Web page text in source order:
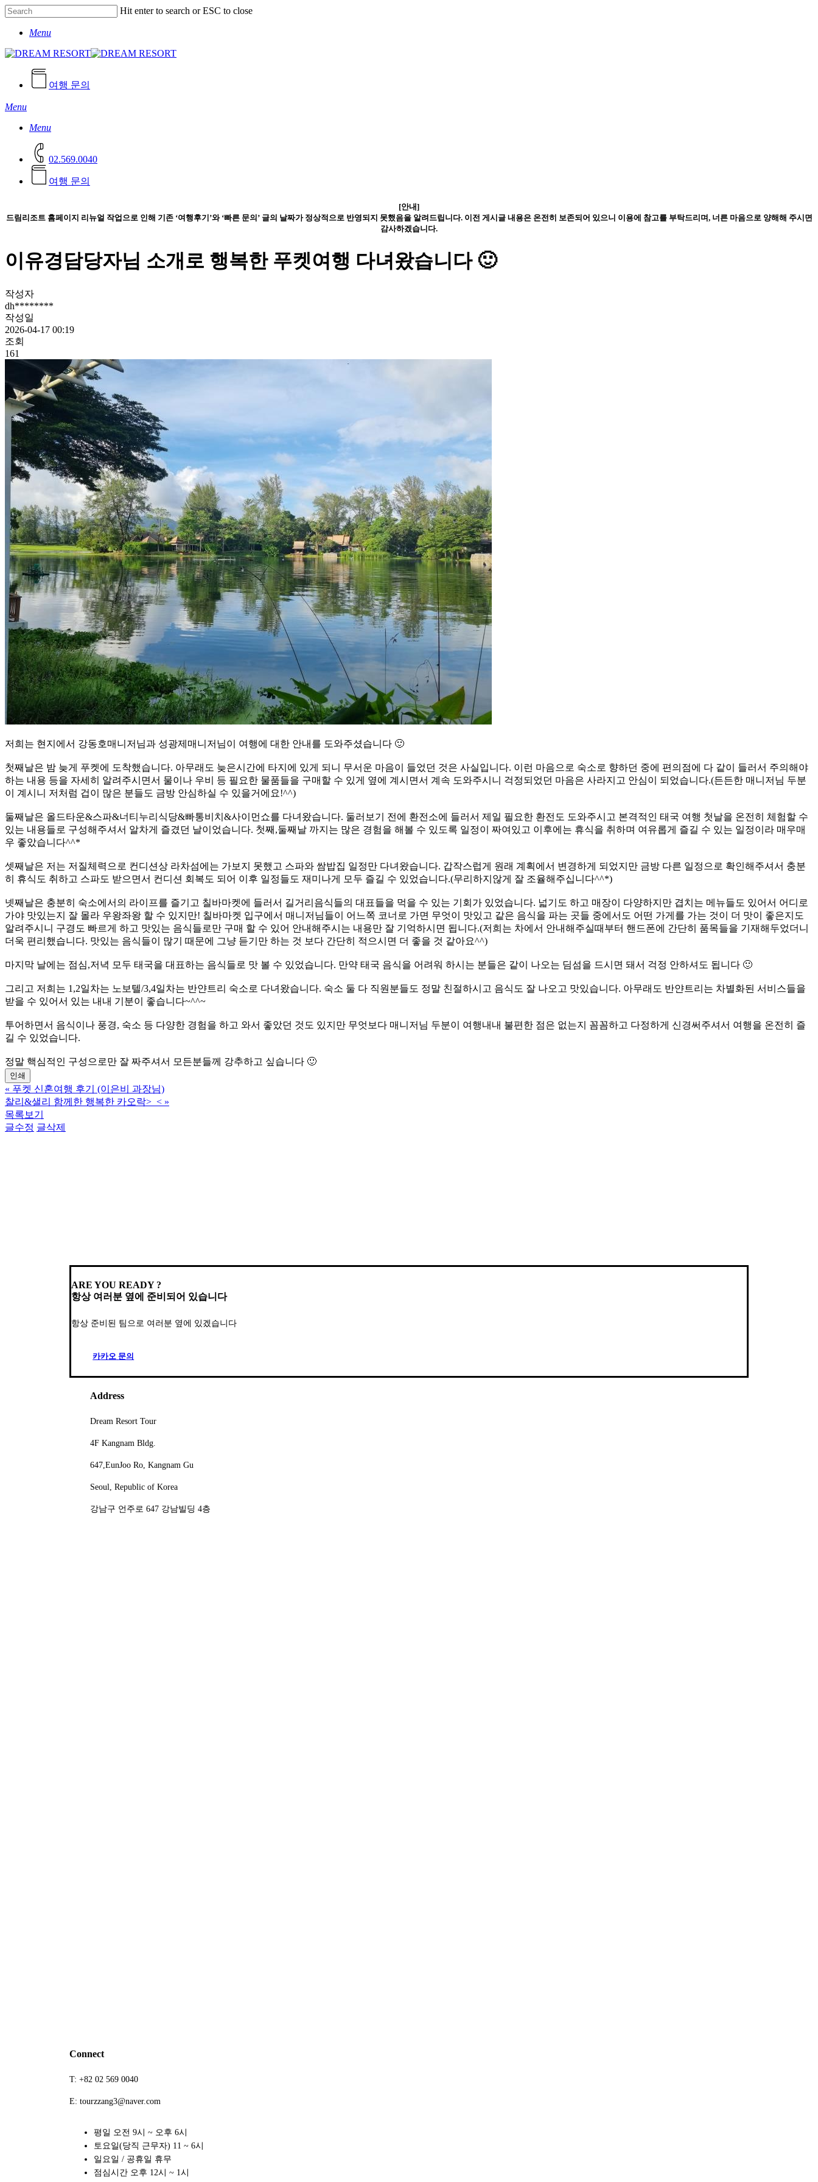
Skip
to
main
Hit enter to search or ESC to close
SearchMenu
여행 문의
Menu
Menu
02.569.0040
여 행 문의
[안내]
드림리조트 홈페이지 리뉴얼 작업으로 인해 기존 ‘여행후기’와 ‘빠른 문의’ 글의 날짜가 정상적으로 반영되지 못했음을 알려드립니다. 이전 게시글 내용은 온전히 보존되어 있으니 이용에 참고를 부탁드리며, 너른 마음으로 양해해 주시면
감사하겠습니다.
이유경담당자님 소개로 행복한 푸켓여행 다녀왔습니다 🙂
작성자
dh********
작성일
2026-04-17 00:19
조회
161
저희는 현지에서 강동호매니저님과 성광제매니저님이 여행에 대한 안내를 도와주셨습니다 🙂
첫째날은 밤 늦게 푸켓에 도착했습니다. 아무래도 늦은시간에 타지에 있게 되니 무서운 마음이 들었던 것은 사실입니다. 이런 마음으로 숙소로 향하던 중에 편의점에 다 같이 들러서 주의해야
하는 내용 등을 자세히 알려주시면서 물이나 우비 등 필요한 물품들을 구매할 수 있게 옆에 계시면서 계속 도와주시니 걱정되었던 마음은 사라지고 안심이 되었습니다.(든든한 매니저님 두분
이 계시니 저처럼 겁이 많은 분들도 금방 안심하실 수 있을거에요!^^)
둘째날은 올드타운&스파&너티누리식당&빠통비치&사이먼쇼를 다녀왔습니다. 둘러보기 전에 환전소에 들러서 제일 필요한 환전도 도와주시고 본격적인 태국 여행 첫날을 온전히 체험할 수
있는 내용들로 구성해주셔서 알차게 즐겼던 날이었습니다. 첫째,둘째날 까지는 많은 경험을 해볼 수 있도록 일정이 짜여있고 이후에는 휴식을 취하며 여유롭게 즐길 수 있는 일정이라 매우매
우 좋았습니다^^*
셋째날은 저는 저질체력으로 컨디션상 라차섬에는 가보지 못했고 스파와 쌈밥집 일정만 다녀왔습니다. 갑작스럽게 원래 계획에서 변경하게 되었지만 금방 다른 일정으로 확인해주셔서 충분
히 휴식도 취하고 스파도 받으면서 컨디션 회복도 되어 이후 일정들도 재미나게 모두 즐길 수 있었습니다.(무리하지않게 잘 조율해주십니다^^*)
넷째날은 충분히 숙소에서의 라이프를 즐기고 칠바마켓에 들러서 길거리음식들의 대표들을 먹을 수 있는 기회가 있었습니다. 넓기도 하고 매장이 다양하지만 겹치는 메뉴들도 있어서 어디로
가야 맛있는지 잘 몰라 우왕좌왕 할 수 있지만! 칠바마켓 입구에서 매니저님들이 어느쪽 코너로 가면 무엇이 맛있고 같은 음식을 파는 곳들 중에서도 어떤 가게를 가는 것이 더 맛이 좋은지도
알려주시니 구경도 빠르게 하고 맛있는 음식들로만 구매 할 수 있어 안내해주시는 내용만 잘 기억하시면 됩니다.(저희는 차에서 안내해주실때부터 핸드폰에 간단히 품목들을 기재해두었더니
더욱 편리했습니다. 맛있는 음식들이 많기 때문에 그냥 듣기만 하는 것 보다 간단히 적으시면 더 좋을 것 같아요^^)
마지막 날에는 점심,저녁 모두 태국을 대표하는 음식들로 맛 볼 수 있었습니다. 만약 태국 음식을 어려워 하시는 분들은 같이 나오는 딤섬을 드시면 돼서 걱정 안하셔도 됩니다 🙂
그리고 저희는 1,2일차는 노보텔/3,4일차는 반얀트리 숙소로 다녀왔습니다. 숙소 둘 다 직원분들도 정말 친절하시고 음식도 잘 나오고 맛있습니다. 아무래도 반얀트리는 차별화된 서비스들을
받을 수 있어서 있는 내내 기분이 좋습니다~^^~
투어하면서 음식이나 풍경, 숙소 등 다양한 경험을 하고 와서 좋았던 것도 있지만 무엇보다 매니저님 두분이 여행내내 불편한 점은 없는지 꼼꼼하고 다정하게 신경써주셔서 여행을 온전히 즐
길 수 있었습니다.
정말 핵심적인 구성으로만 잘 짜주셔서 모든분들께 강추하고 싶습니다 🙂
인쇄
« 푸켓 신혼여행 후기 (이은비 과장님)
찰리&샐리 함께한 행복한 카오락>_< »
목록보기
글수정 글삭제
ARE YOU READY ?
항상 여러분 옆에 준비되어 있습니다
항상 준비된 팀으로 여러분 옆에 있겠습니다
카카오 문의
Address
Dream Resort Tour
4F Kangnam Bldg.
647,EunJoo Ro, Kangnam Gu
Seoul, Republic of Korea
강남구 언주로 647 강남빌딩 4층
Connect
T: +82 02 569 0040
E: tourzzang3@naver.com
평일 오전 9시 ~ 오후 6시
토요일(당직 근무자) 11 ~ 6시
일요일 / 공휴일 휴무
점심시간 오후 12시 ~ 1시